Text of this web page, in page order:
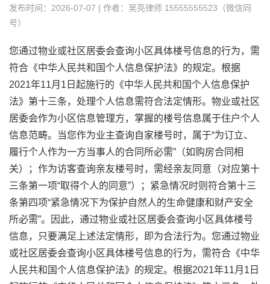
发布时间：2026-07-07 | 作者：吴亮律师 15555555523（微信同
号）
您通过物业或社区居委会查询小区具体楼号信息的行为，需
符合《中华人民共和国个人信息保护法》的规定。根据
2021年11月1日起施行的《中华人民共和国个人信息保护
法》第十三条，处理个人信息需符合法定情形。物业或社区
居委会作为小区信息管理方，掌握的楼号信息属于住户个人
信息范畴。当您作为业主查询自家楼号时，属于“为订立、
履行个人作为一方当事人的合同所必需”（如购房合同相
关）；作为访客查询亲友楼号时，需经亲友同意（对应第十
三条第一项“取得个人的同意”）；紧急情况时则符合第十三
条第四项“紧急情况下为保护自然人的生命健康和财产安全
所必需”。因此，通过物业或社区居委会查询小区具体楼号
信息，只要满足上述法定情形，即为合法行为。您通过物业
或社区居委会查询小区具体楼号信息的行为，需符合《中华
人民共和国个人信息保护法》的规定。根据2021年11月1日